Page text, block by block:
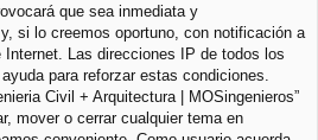
que sea inmediata y
si lo creemos oportuno, con notificación a
Las direcciones IP de todos los
para reforzar estas condiciones.
Civil + Arquitectura | MOSingenieros”
mover o cerrar cualquier tema en